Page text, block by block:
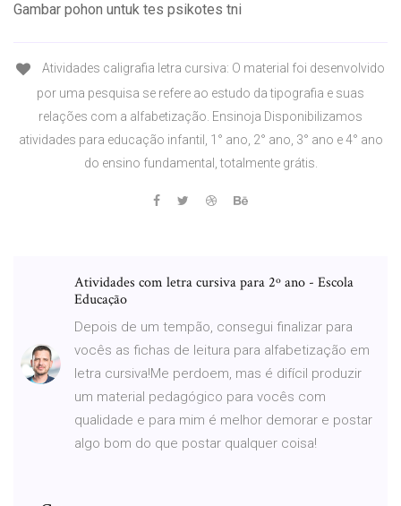
Gambar pohon untuk tes psikotes tni
Atividades caligrafia letra cursiva: O material foi desenvolvido
por uma pesquisa se refere ao estudo da tipografia e suas
relações com a alfabetização. Ensinoja Disponibilizamos
atividades para educação infantil, 1° ano, 2° ano, 3° ano e 4° ano
do ensino fundamental, totalmente grátis.
Atividades com letra cursiva para 2º ano - Escola
Educação
Depois de um tempão, consegui finalizar para
vocês as fichas de leitura para alfabetização em
letra cursiva!Me perdoem, mas é difícil produzir
um material pedagógico para vocês com
qualidade e para mim é melhor demorar e postar
algo bom do que postar qualquer coisa!